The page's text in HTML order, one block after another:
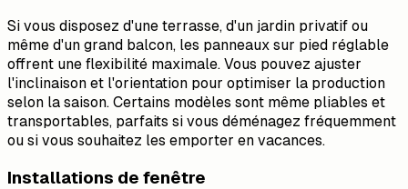
Si vous disposez d'une terrasse, d'un jardin privatif ou
même d'un grand balcon, les panneaux sur pied réglable
offrent une flexibilité maximale. Vous pouvez ajuster
l'inclinaison et l'orientation pour optimiser la production
selon la saison. Certains modèles sont même pliables et
transportables, parfaits si vous déménagez fréquemment
ou si vous souhaitez les emporter en vacances.
Installations de fenêtre